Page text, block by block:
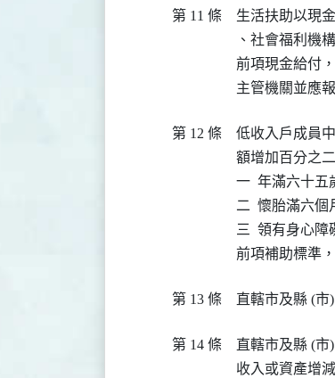
第 11 條
生活扶助以現
、社會福利機
前項現金給付
主管機關並應
第 12 條
低收入戶成員
額增加百分之
一  年滿六十五
二  懷胎滿六個
三  領有身心障
前項補助標準
第 13 條 直轄市及縣 (市
第 14 條
直轄市及縣 (
收入或資產增